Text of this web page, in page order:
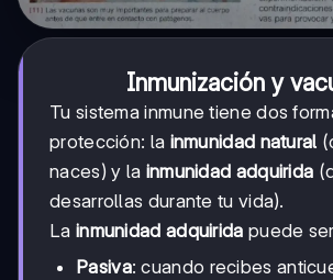
Inmunización y
Tu sistema inmune tiene dos
protección: la inmunidad natural
naces) y la inmunidad adquirida
desarrollas durante tu vida).
La inmunidad adquirida puede
Pasiva: cuando recibes